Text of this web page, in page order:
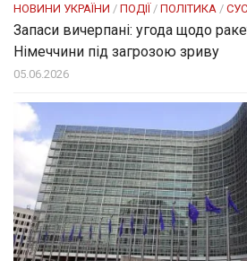
НОВИНИ УКРАЇНИ / ПОДІЇ/ ПОЛІТИКА /
Запаси вичерпані: угода щодо
Німеччини під загрозою зриву
05.06.2026